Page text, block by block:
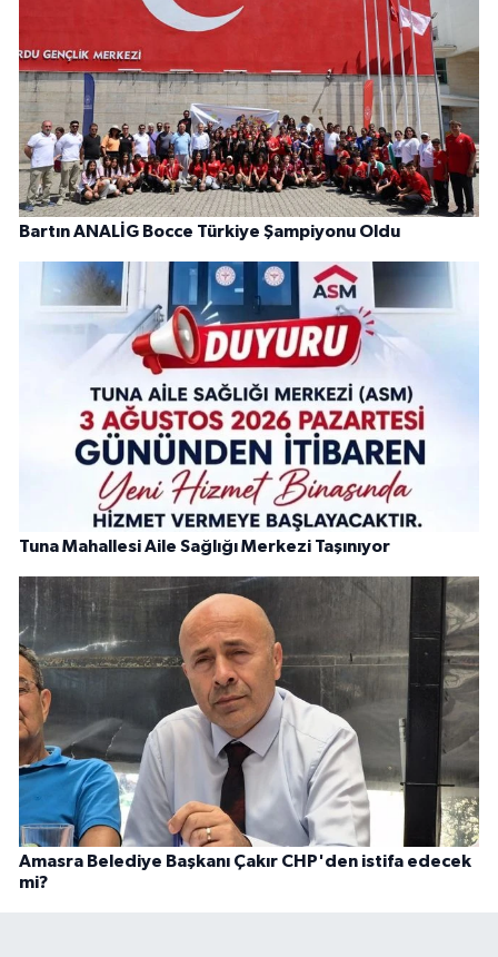
Bartın ANALİG Bocce Türkiye Şampiyonu Oldu
Tuna Mahallesi Aile Sağlığı Merkezi Taşınıyor
Amasra Belediye Başkanı Çakır CHP'den istifa edecek
mi?